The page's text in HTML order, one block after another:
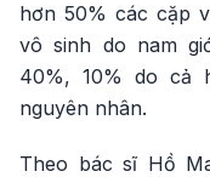
hơn 50% các cặp
vô sinh do nam
40%, 10% do cả
nguyên nhân.
Theo bác sĩ Hồ